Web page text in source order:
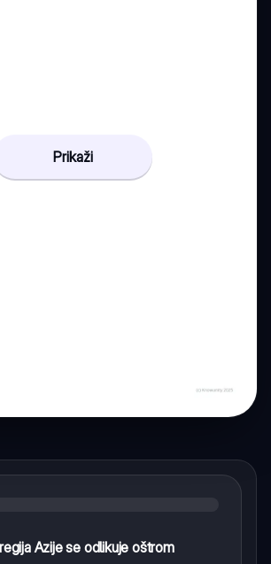
Prikaži
Azije se odlikuje oštrom